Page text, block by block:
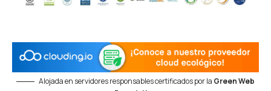
Alojada en servidores responsables certificados por la Green Web